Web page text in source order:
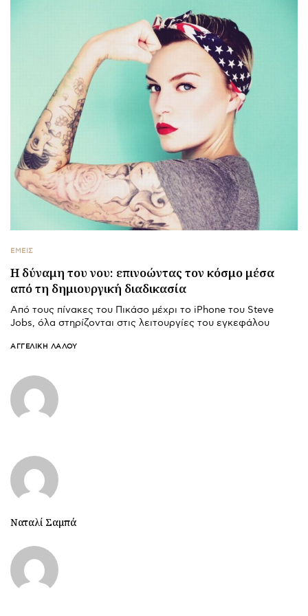
ΕΜΕΙΣ
Η δύναμη του νου: επινοώντας τον κόσμο μέσα
από τη δημιουργική διαδικασία
Από τους πίνακες του Πικάσο μέχρι το iPhone του Steve
Jobs, όλα στηρίζονται στις λειτουργίες του εγκεφάλου
ΑΓΓΕΛΙΚΉ ΛΆΛΟΥ
Ναταλί Σαμπά